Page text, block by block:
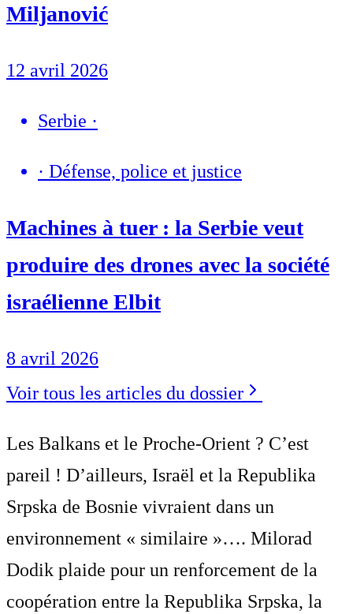
Miljanović
12 avril 2026
Serbie ·
· Défense, police et justice
Machines à tuer : la Serbie veut
produire des drones avec la société
israélienne Elbit
8 avril 2026
Voir tous les articles du dossier
Les Balkans et le Proche-Orient ? C’est
pareil ! D’ailleurs, Israël et la Republika
Srpska de Bosnie vivraient dans un
environnement « similaire »…. Milorad
Dodik plaide pour un renforcement de la
coopération entre la Republika Srpska, la